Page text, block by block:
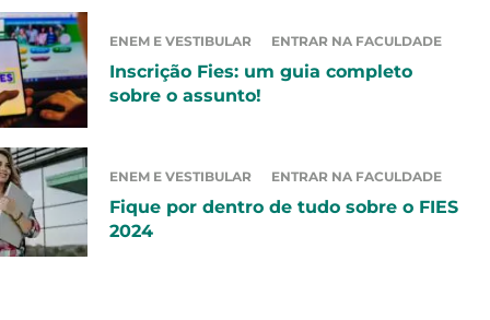
ENEM E VESTIBULAR ENTRAR NA FACULDADE
Inscrição Fies: um guia completo
sobre o assunto!
ENEM E VESTIBULAR ENTRAR NA FACULDADE
Fique por dentro de tudo sobre o FIES
2024